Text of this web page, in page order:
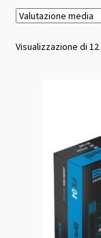
Visualizzazione di